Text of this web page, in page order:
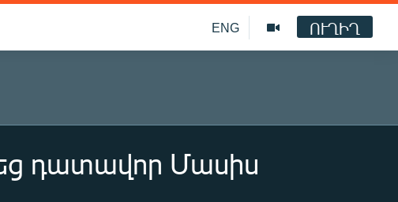
ENG ՈՒՂԻՂ
դատավոր Մասիս